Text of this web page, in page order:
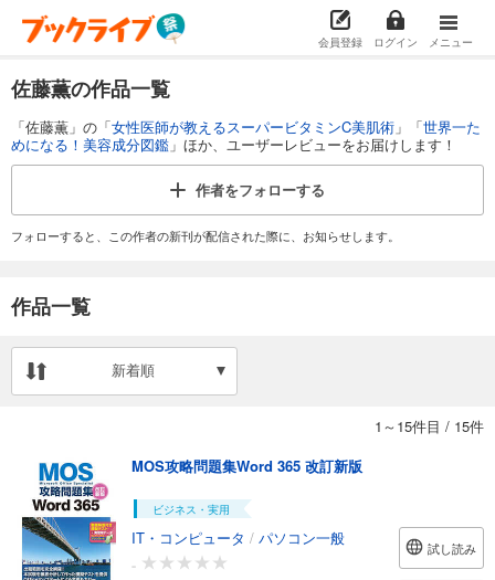
会員登録 ログイン メニュー
佐藤薫の作品一覧
「佐藤薫」の「女性医師が教えるスーパービタミンC美肌術 」「世界一た
めになる！美容成分図鑑 」ほか、ユーザーレビューをお届けします！
作者をフォローする
フォローすると、この作者の新刊が配信された際に、お知らせします。
作品一覧
新着順
1～15件目 / 15件
MOS攻略問題集Word 365 改訂新版
ビジネス・実用
IT・コンピュータ / パソコン一般
-
試し読み